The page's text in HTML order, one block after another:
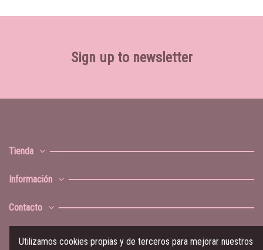
Sign up to newsletter
Tienda
Información
Contacto
Utilizamos cookies propias y de terceros para mejorar nuestros